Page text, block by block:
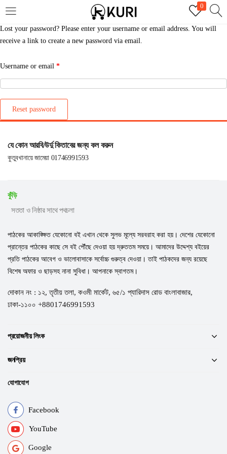
0
Lost your password? Please enter your username or email address. You will
receive a link to create a new password via email.
Username or email *
Reset password
যে কোন আরবি/উর্দু কিতাবের জন্য কল করুন
কুতুবখানায়ে জামেয়া 01746991593
কুঁড়ি
সততা ও নিষ্ঠার সাথে পথচলা
পাঠকের আকাঙ্ক্ষিত যেকোনো বই এখান থেকে সুলভ মূল্যে সরবরাহ করা হয়। দেশের যেকোনো
প্রান্তের পাঠকের কাছে সে বই পৌঁছে দেওয়া হয় দ্রুততম সময়ে। আমাদের উদ্দেশ্য বইয়ের
প্রতি পাঠকের আবেগ ও ভালোবাসাকে সর্বোচ্চ গুরুত্ব দেওয়া। তাই পাঠকদের জন্য রয়েছে
বিশেষ অফার ও ছাড়সহ নানা সুবিধা। আপনাকে স্বাগতম।
দোকান নং : ১২, তৃতীয় তলা, কওমী মার্কেট, ৬৫/১ প্যারিদাস রোড বাংলাবাজার,
ঢাকা-১১০০ +8801746991593
প্রয়োজনীয় লিংক
জনপ্রিয়
যোগাযোগ
Facebook
YouTube
Google